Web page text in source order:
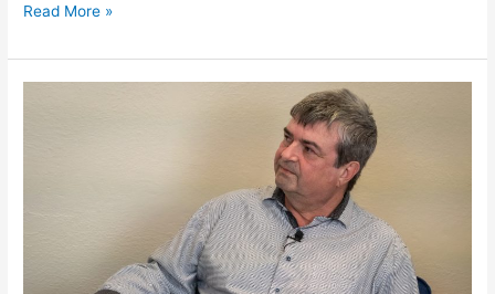
Read More »
Svojí